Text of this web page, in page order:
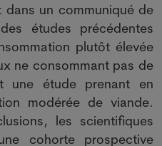
dans un communiqué de
études précédentes
plutôt élevée
ne consommant pas de
une étude prenant en
modérée de viande.
les scientifiques
cohorte prospective